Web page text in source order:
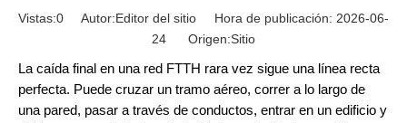
Vistas:0 Autor:Editor del sitio Hora de publicación: 2026-06-
24 Origen:Sitio
La caída final en una red FTTH rara vez sigue una línea recta
perfecta. Puede cruzar un tramo aéreo, correr a lo largo de
una pared, pasar a través de conductos, entrar en un edificio y